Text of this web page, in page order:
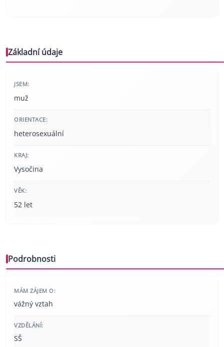
Základní údaje
JSEM:
muž
ORIENTACE:
heterosexuální
KRAJ:
Vysočina
VĚK:
52 let
Podrobnosti
MÁM ZÁJEM O:
vážný vztah
VZDĚLÁNÍ:
SŠ